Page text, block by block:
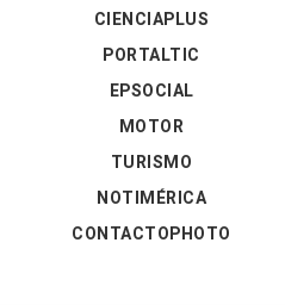
CIENCIAPLUS
PORTALTIC
EPSOCIAL
MOTOR
TURISMO
NOTIMÉRICA
CONTACTOPHOTO